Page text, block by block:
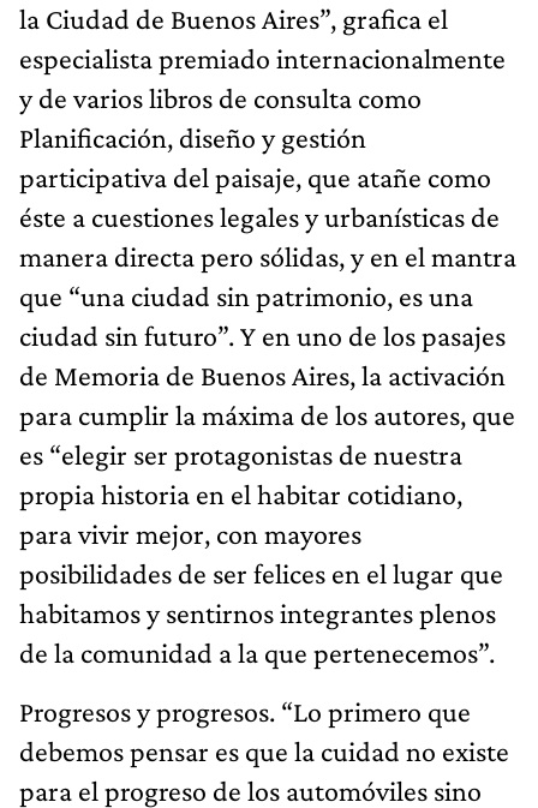
la Ciudad de Buenos Aires”, grafica el
especialista premiado internacionalmente
y de varios libros de consulta como
Planificación, diseño y gestión
participativa del paisaje, que atañe como
éste a cuestiones legales y urbanísticas de
manera directa pero sólidas, y en el mantra
que “una ciudad sin patrimonio, es una
ciudad sin futuro”. Y en uno de los pasajes
de Memoria de Buenos Aires, la activación
para cumplir la máxima de los autores, que
es “elegir ser protagonistas de nuestra
propia historia en el habitar cotidiano,
para vivir mejor, con mayores
posibilidades de ser felices en el lugar que
habitamos y sentirnos integrantes plenos
de la comunidad a la que pertenecemos”.
Progresos y progresos. “Lo primero que
debemos pensar es que la cuidad no existe
para el progreso de los automóviles sino